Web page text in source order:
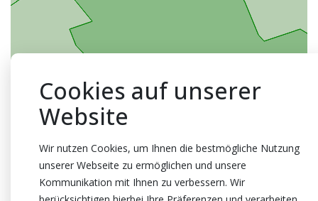
Cookies auf unserer
Website
Wir nutzen Cookies, um Ihnen die bestmögliche Nutzung
unserer Webseite zu ermöglichen und unsere
Kommunikation mit Ihnen zu verbessern. Wir